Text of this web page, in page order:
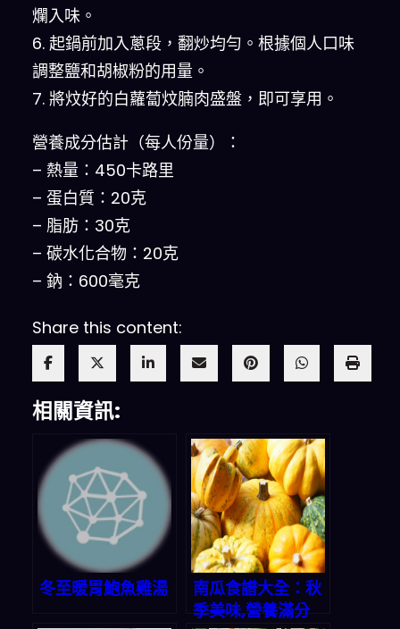
爛入味。
6. 起鍋前加入蔥段，翻炒均勻。根據個人口味
調整鹽和胡椒粉的用量。
7. 將炆好的白蘿蔔炆腩肉盛盤，即可享用。
營養成分估計（每人份量）：
– 熱量：450卡路里
– 蛋白質：20克
– 脂肪：30克
– 碳水化合物：20克
– 鈉：600毫克
Share this content:
相關資訊:
冬至暖胃鮑魚雞湯
南瓜食譜大全：秋
季美味,營養滿分